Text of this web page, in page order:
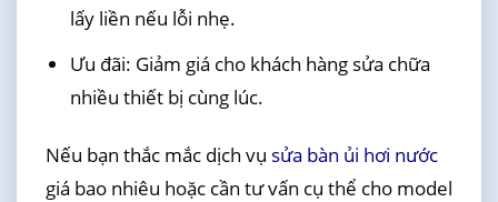
lấy liền nếu lỗi nhẹ.
Ưu đãi: Giảm giá cho khách hàng sửa chữa
nhiều thiết bị cùng lúc.
Nếu bạn thắc mắc dịch vụ sửa bàn ủi hơi nước
giá bao nhiêu hoặc cần tư vấn cụ thể cho model